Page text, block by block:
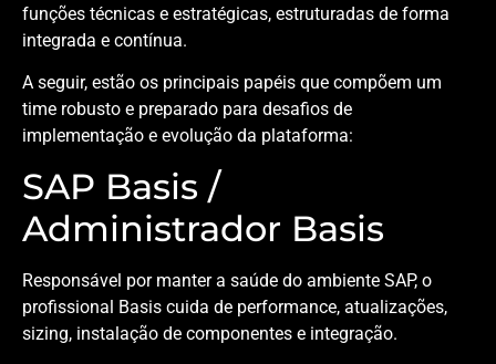
funções técnicas e estratégicas, estruturadas de forma
integrada e contínua.
A seguir, estão os principais papéis que compõem um
time robusto e preparado para desafios de
implementação e evolução da plataforma:
SAP Basis /
Administrador Basis
Responsável por manter a saúde do ambiente SAP, o
profissional Basis cuida de performance, atualizações,
sizing, instalação de componentes e integração.